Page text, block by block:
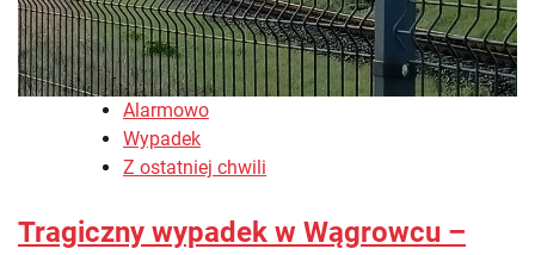
Alarmowo
Wypadek
Z ostatniej chwili
Tragiczny wypadek w Wągrowcu –